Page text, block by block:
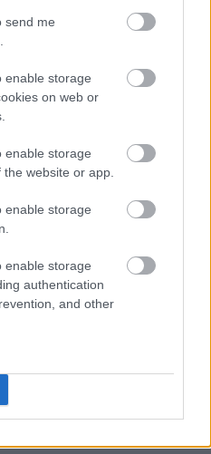
send me
enable storage
on web or
enable storage
website or app.
enable storage
enable storage
authentication
and other
κινητά, απέκτησαν 6
για το απόλυτο
ΞΩΤΙΚΟ